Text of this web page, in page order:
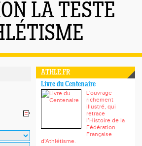
LA TESTE
ATHLE.FR
Livre du Centenaire
L'ouvrage
richement
illustré, qui
retrace
l’Histoire de la
Fédération
Française
d'Athlétisme.